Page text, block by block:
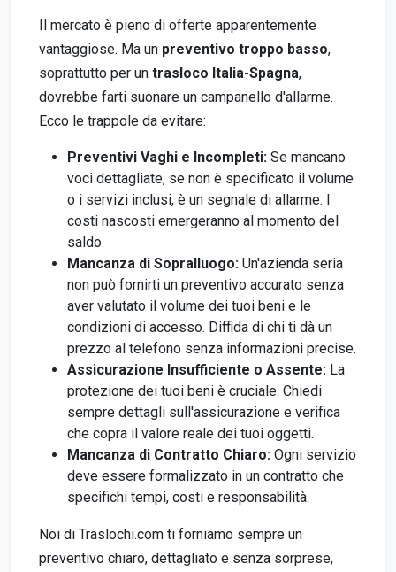
Il mercato è pieno di offerte apparentemente
vantaggiose. Ma un preventivo troppo basso,
soprattutto per un trasloco Italia-Spagna,
dovrebbe farti suonare un campanello d'allarme.
Ecco le trappole da evitare:
Preventivi Vaghi e Incompleti: Se mancano
voci dettagliate, se non è specificato il volume
o i servizi inclusi, è un segnale di allarme. I
costi nascosti emergeranno al momento del
saldo.
Mancanza di Sopralluogo: Un'azienda seria
non può fornirti un preventivo accurato senza
aver valutato il volume dei tuoi beni e le
condizioni di accesso. Diffida di chi ti dà un
prezzo al telefono senza informazioni precise.
Assicurazione Insufficiente o Assente: La
protezione dei tuoi beni è cruciale. Chiedi
sempre dettagli sull'assicurazione e verifica
che copra il valore reale dei tuoi oggetti.
Mancanza di Contratto Chiaro: Ogni servizio
deve essere formalizzato in un contratto che
specifichi tempi, costi e responsabilità.
Noi di Traslochi.com ti forniamo sempre un
preventivo chiaro, dettagliato e senza sorprese,